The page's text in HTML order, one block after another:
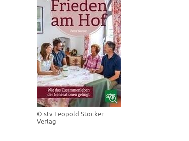
© stv Leopold Stocker
Verlag